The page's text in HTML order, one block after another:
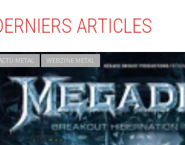
ARTICLES
METAL WEBZINE METAL